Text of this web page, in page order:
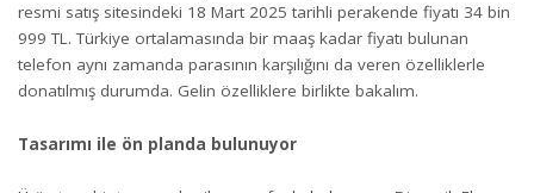
resmi satış sitesindeki 18 Mart 2025 tarihli perakende fiyatı 34 bin
999 TL. Türkiye ortalamasında bir maaş kadar fiyatı bulunan
telefon aynı zamanda parasının karşılığını da veren özelliklerle
donatılmış durumda. Gelin özelliklere birlikte bakalım.
Tasarımı ile ön planda bulunuyor